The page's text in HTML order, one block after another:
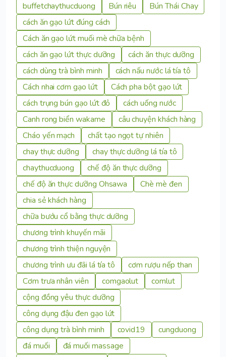
buffetchaythucduong
Bún riêu
Bún Thái Chay
cách ăn gạo lứt đúng cách
Cách ăn gạo lứt muối mè chữa bệnh
cách ăn gạo lứt thực dưỡng
cách ăn thực dưỡng
cách dùng trà bình minh
cách nấu nước lá tía tô
Cách nhai cơm gạo lứt
Cách pha bột gạo lứt
cách trụng bún gạo lứt đỏ
cách uống nước
Canh rong biển wakame
câu chuyện khách hàng
Cháo yến mạch
chất tạo ngọt tự nhiên
chay thực dưỡng
chay thực dưỡng lá tía tô
chaythucduong
chế độ ăn thực dưỡng
chế độ ăn thực dưỡng Ohsawa
Chè mè đen
chia sẻ khách hàng
chữa bướu cổ bằng thực dưỡng
chương trình khuyến mãi
chương trình thiện nguyện
chương trình ưu đãi lá tía tô
cơm rượu nếp than
Cơm trưa nhân viên
comgaolut
comlut
cộng đồng yêu thực dưỡng
công dụng đậu đen gạo lứt
công dụng trà bình minh
covid19
cungduong
đá muối
đá muối massage